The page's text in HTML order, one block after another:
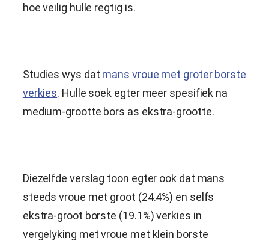
hoe veilig hulle regtig is.
Studies wys dat mans vroue met groter borste
verkies. Hulle soek egter meer spesifiek na
medium-grootte bors as ekstra-grootte.
Diezelfde verslag toon egter ook dat mans
steeds vroue met groot (24.4%) en selfs
ekstra-groot borste (19.1%) verkies in
vergelyking met vroue met klein borste